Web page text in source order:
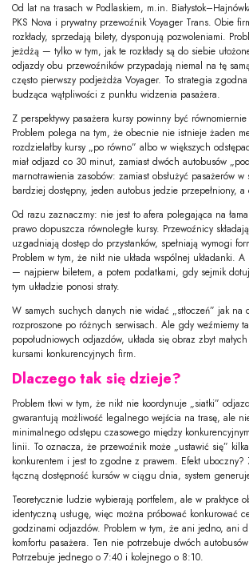
Od lat na trasach w Podlaskiem, m.in.
PKS Nova i prywatny przewoźnik Voyager Trans. Obie
rozkłady, sprzedają bilety, dysponują pozwoleniami.
jeżdżą — tylko w tym, jak te rozkłady są do siebie
odjazdy obu przewoźników przypadają niemal na tę
często pierwszy podjeżdża Voyager. To strategia
budząca wątpliwości z punktu widzenia pasażera.
Z perspektywy pasażera kursy powinny być
Problem polega na tym, że obecnie nie istnieje żaden
rozdzielałby kursy „po równo” albo w większych
miał odjazd co 30 minut, zamiast dwóch autobusów
marnotrawienia zasobów: zamiast obsłużyć pasażerów
bardziej dostępny, jeden autobus jedzie przepełniony,
Od razu zaznaczmy: nie jest to afera polegająca na
prawo dopuszcza równoległe kursy. Przewoźnicy
uzgadniają dostęp do przystanków, spełniają wymogi
Problem w tym, że nikt nie układa wspólnej układanki.
— najpierw biletem, a potem podatkami, gdy sejmik
tym układzie ponosi straty.
W samych suchych danych nie widać „stłoczeń” jak na
rozproszone po różnych serwisach. Ale gdy weźmiemy
popołudniowych odjazdów, układa się obraz zbyt
kursami konkurencyjnych firm.
Dlaczego tak się dzieje?
Problem tkwi w tym, że nikt nie koordynuje „siatki”
gwarantują możliwość legalnego wejścia na trasę, ale
minimalnego odstępu czasowego między
linii. To oznacza, że przewoźnik może „ustawić się”
konkurentem i jest to zgodne z prawem. Efekt uboczny?
łączną dostępność kursów w ciągu dnia, system
Teoretycznie ludzie wybierają portfelem, ale w praktyce
identyczną usługę, więc można próbować konkurować
godzinami odjazdów. Problem w tym, że ani jedno, ani
komfortu pasażera. Ten nie potrzebuje dwóch
Potrzebuje jednego o 7:40 i kolejnego o 8:10.